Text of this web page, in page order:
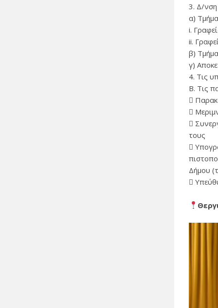
3. Δ/
α)
i.
ii.
β)
γ)
4. Τις
Β. Τις



τους

Δήμου
